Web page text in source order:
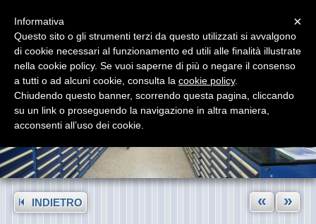
INDIETRO « »
×
Informativa
Questo sito o gli strumenti terzi da questo utilizzati si avvalgono
di cookie necessari al funzionamento ed utili alle finalità illustrate
nella cookie policy. Se vuoi saperne di più o negare il consenso
a tutti o ad alcuni cookie, consulta la cookie policy.
Chiudendo questo banner, scorrendo questa pagina, cliccando
su un link o proseguendo la navigazione in altra maniera,
acconsenti all’uso dei cookie.